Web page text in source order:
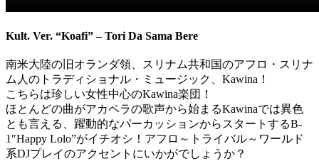
Kult. Ver. “Koafi” – Tori Da Sama Bere
南米大陸の旧オランダ領、スリナム共和国のアフロ・スリナ
ム人のトラディショナル・ミュージック、Kawina！
こちらは珍しい女性中心のKawina楽団！
ほとんどの曲がアカペラの歌声から始まるKawinaでは異色
とも言える、躍動的なパーカッションからスタートするB-
1″Happy Lolo”がイチオシ！アフロ～トライバル～ワールド
系DJプレイのアクセントにいかがでしょうか？